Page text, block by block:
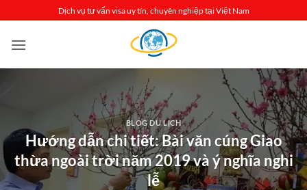
qua
nội
Dịch vụ tư vấn visa uy tín, chuyên nghiệp tại Việt Nam
BLOG DU LỊCH
Hướng dẫn chi tiết: Bài văn cúng Giao
thừa ngoài trời năm 2019 và ý nghĩa nghi
lễ